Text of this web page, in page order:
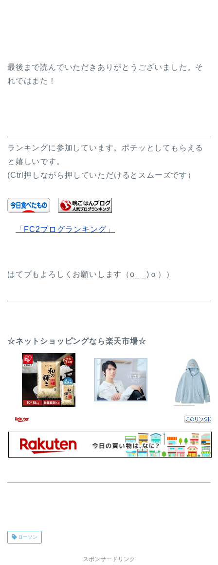
最後まで読んでいただきありがとうございました。そ
れではまた！
ランキングに参加しています。ポチッとしてもらえる
と嬉しいです。
(Ctrl押しながら押していただけるとスムーズです）
「FC2ブログランキング」
はてブもよろしくお願いします（o_ _)ｏ））
☆ネットショッピングなら楽天市場☆
ローソン
スポンサードリンク